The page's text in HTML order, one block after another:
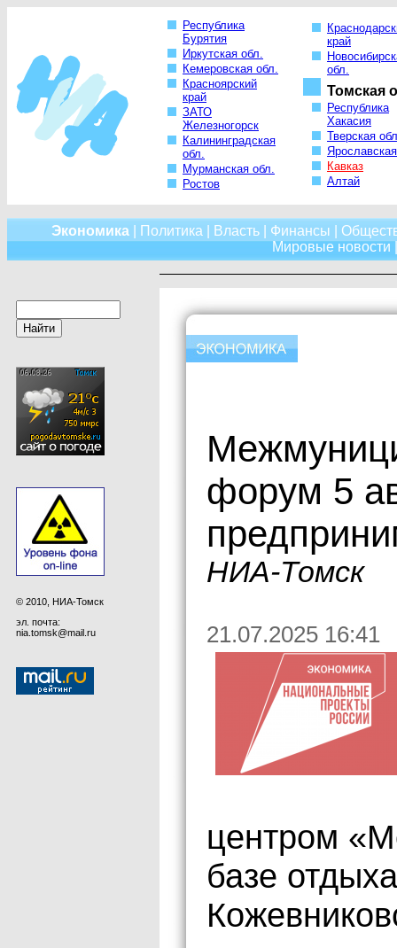
Республика
Бурятия
Иркутская обл.
Кемеровская обл.
Красноярский
край
ЗАТО
Железногорск
Калининградская
обл.
Мурманская обл.
Ростов
край
обл.
Томская
Республика
Хакасия
Тверская
Кавказ
Алтай
Экономика| Политика Власть| Финансы
Мировые новости
© 2010, НИА-Томск
эл. почта:
nia.tomsk@mail.ru
форум 5
НИА-Томск
21.07.2025 16:41
центром
базе